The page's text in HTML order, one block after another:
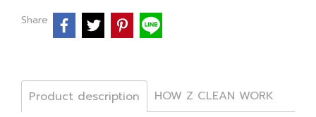
Share
Product description HOW Z CLEAN WORK